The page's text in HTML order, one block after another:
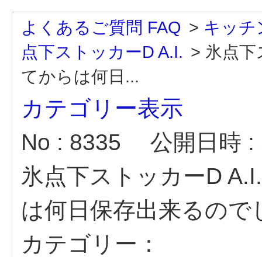
よくあるご質問 FAQ > キッチ
点下ストッカーD A.I. > 氷点
てからは何日...
カテゴリー表示
No : 8335
公開日時
氷点下ストッカーD
は何日保存出来るので
カテゴリー：